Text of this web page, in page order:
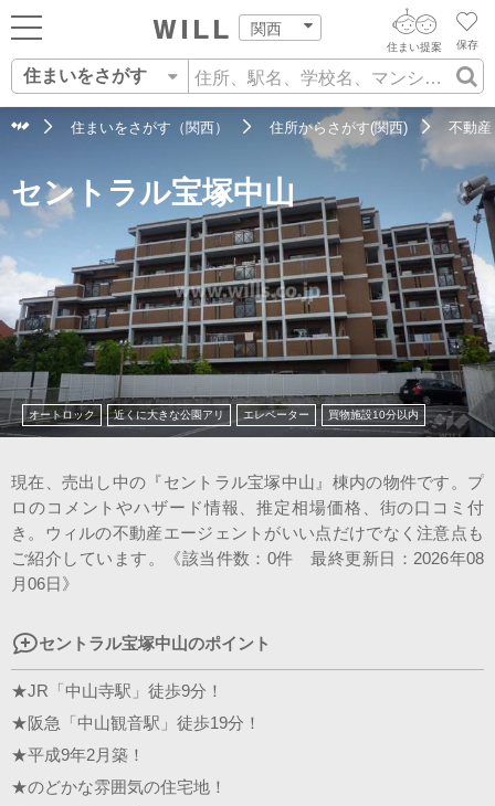
関西
ログイン
住まいをさがす
住まいを売る
住まいをつくる
町を知る
スタッフ紹介
会社案内
保存
住まい提案
住まいをさがす
住まいをさがす
自宅の相場をみる
住まい事例をさが
す
街・施設をさがす
営業所をさがす
スタッフをさがす
AIウィルくんの提案
AI査定・チャット相談する
不動産エージェントの提案
価格査定を依頼する
相場データを依頼する
オートロック 近くに大きな公園アリ エレベーター 買物施設10分以内
住まいをさがす（関西） 住所からさがす(関西) 不動産
セントラル宝塚中山
現在、売出し中の『セントラル宝塚中山』棟内の物件です。プ
ロのコメントやハザード情報、推定相場価格、街の口コミ付
き。ウィルの不動産エージェントがいい点だけでなく注意点も
ご紹介しています。《該当件数：0件 最終更新日：2026年08
月06日》
セントラル宝塚中山のポイント
★JR「中山寺駅」徒歩9分！
★阪急「中山観音駅」徒歩19分！
★平成9年2月築！
★のどかな雰囲気の住宅地！